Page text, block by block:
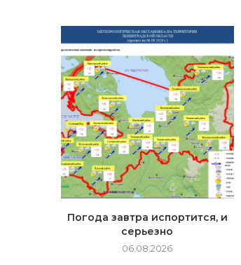
Погода завтра испортится, и
серьезно
06.08.2026